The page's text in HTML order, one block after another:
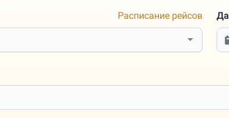
Расписание рейсов